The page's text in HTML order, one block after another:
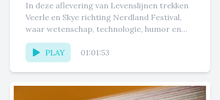
In deze aflevering van Levenslijnen trekken
Veerle en Skye richting Nerdland Festival,
waar wetenschap, technologie, humor en
verwondering samenkomen in een unieke
sfeer. Maar...
PLAY 01:01:53